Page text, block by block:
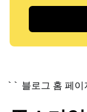
`` 블로그 홈 페이